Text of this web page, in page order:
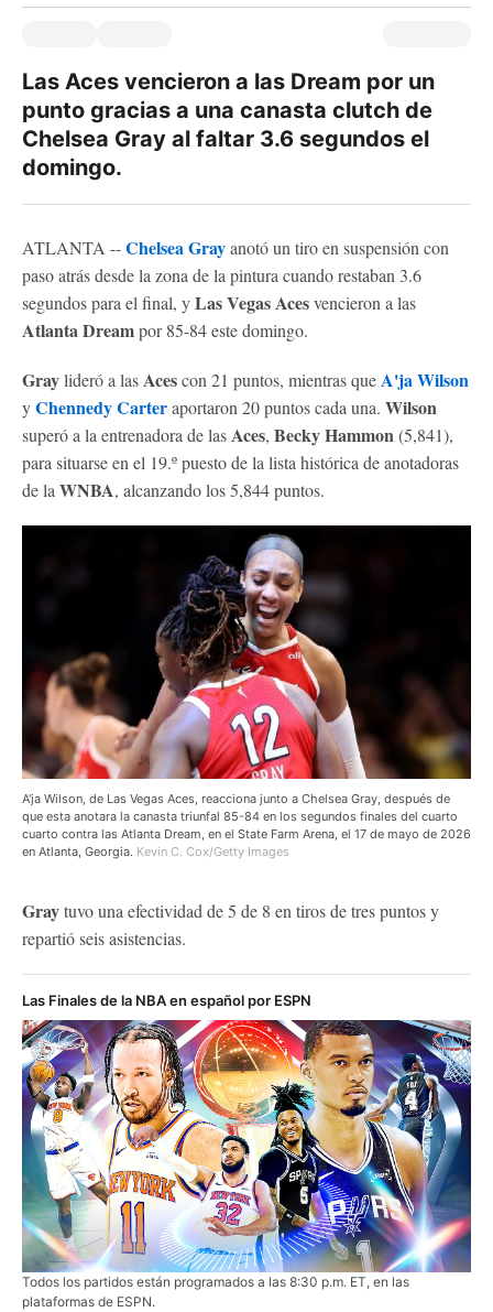
Las Aces vencieron a las Dream por un
punto gracias a una canasta clutch de
Chelsea Gray al faltar 3.6 segundos el
domingo.
ATLANTA --Chelsea Grayanotó un tiro en suspensión con
paso atrás desde la zona de la pintura cuando restaban 3.6
segundos para el final, yLas Vegas Acesvencieron a las
Atlanta Dreampor 85-84 este domingo.
Graylideró a lasAcescon 21 puntos, mientras queA'ja Wilson
yChennedy Carteraportaron 20 puntos cada una. Wilson
superó a la entrenadora de lasAces, Becky Hammon(5,841),
para situarse en el 19.º puesto de la lista histórica de anotadoras
de la WNBA, alcanzando los 5,844 puntos.
A'ja Wilson, de Las Vegas Aces, reacciona junto a Chelsea Gray, después de
que esta anotara la canasta triunfal 85-84 en los segundos finales del cuarto
cuarto contra las Atlanta Dream, en el State Farm Arena, el 17 de mayo de 2026
en Atlanta, Georgia. Kevin C. Cox/Getty Images
Graytuvo una efectividad de 5 de 8 en tiros de tres puntos y
repartió seis asistencias.
Las Finales de la NBA en español por ESPN
Todos los partidos están programados a las 8:30 p.m. ET, en las
plataformas de ESPN.